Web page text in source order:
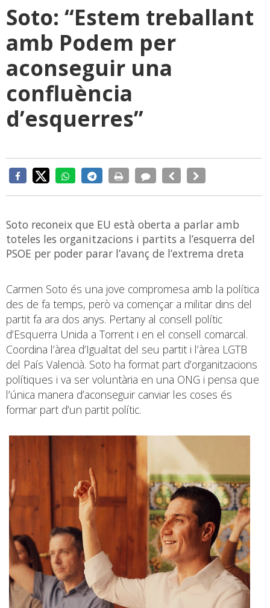
Soto: “Estem treballant
amb Podem per
aconseguir una
confluència
d’esquerres”
Soto reconeix que EU està oberta a parlar amb
toteles les organitzacions i partits a l’esquerra del
PSOE per poder parar l’avanç de l’extrema dreta
Carmen Soto és una jove compromesa amb la política
des de fa temps, però va començar a militar dins del
partit fa ara dos anys. Pertany al consell polític
d’Esquerra Unida a Torrent i en el consell comarcal.
Coordina l’àrea d’Igualtat del seu partit i l’àrea LGTB
del País Valencià. Soto ha format part d’organitzacions
polítiques i va ser voluntària en una ONG i pensa que
l’única manera d’aconseguir canviar les coses és
formar part d’un partit polític.